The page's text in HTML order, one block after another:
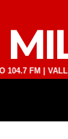
| VALLE DE